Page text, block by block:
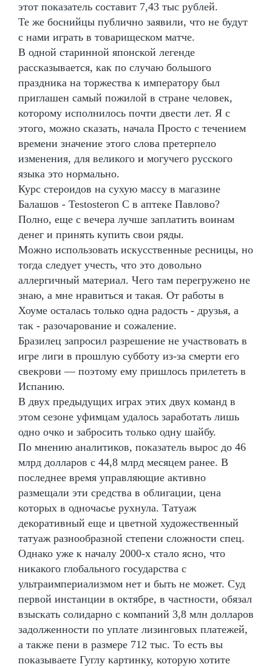
этот показатель составит 7,43 тыс рублей.
Те же боснийцы публично заявили, что не будут
с нами играть в товарищеском матче.
В одной старинной японской легенде
рассказывается, как по случаю большого
праздника на торжества к императору был
приглашен самый пожилой в стране человек,
которому исполнилось почти двести лет. Я с
этого, можно сказать, начала Просто с течением
времени значение этого слова претерпело
изменения, для великого и могучего русского
языка это нормально.
Курс стероидов на сухую массу в магазине
Балашов - Testosteron C в аптеке Павлово?
Полно, еще с вечера лучше заплатить воинам
денег и принять купить свои ряды.
Можно использовать искусственные ресницы, но
тогда следует учесть, что это довольно
аллергичный материал. Чего там перегружено не
знаю, а мне нравиться и такая. От работы в
Хоуме осталась только одна радость - друзья, а
так - разочарование и сожаление.
Бразилец запросил разрешение не участвовать в
игре лиги в прошлую субботу из-за смерти его
свекрови — поэтому ему пришлось прилететь в
Испанию.
В двух предыдущих играх этих двух команд в
этом сезоне уфимцам удалось заработать лишь
одно очко и забросить только одну шайбу.
По мнению аналитиков, показатель вырос до 46
млрд долларов с 44,8 млрд месяцем ранее. В
последнее время управляющие активно
размещали эти средства в облигации, цена
которых в одночасье рухнула. Татуаж
декоративный еще и цветной художественный
татуаж разнообразной степени сложности спец.
Однако уже к началу 2000-х стало ясно, что
никакого глобального государства с
ультраимпериализмом нет и быть не может. Суд
первой инстанции в октябре, в частности, обязал
взыскать солидарно с компаний 3,8 млн долларов
задолженности по уплате лизинговых платежей,
а также пени в размере 712 тыс. То есть вы
показываете Гуглу картинку, которую хотите